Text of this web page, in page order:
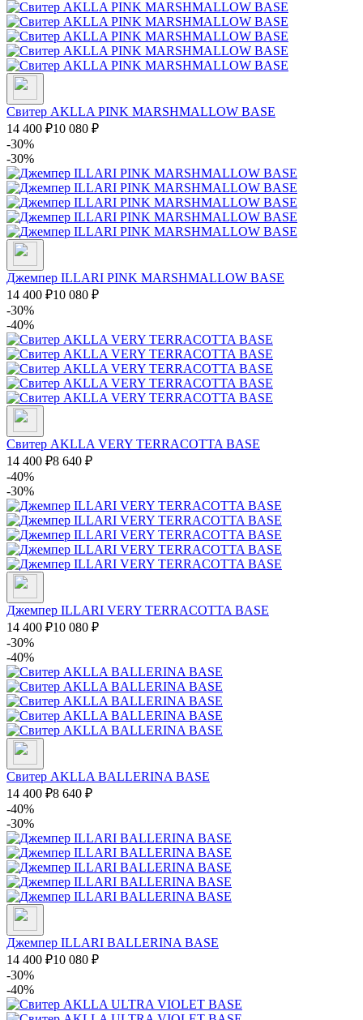
Свитер AKLLA PINK MARSHMALLOW BASE
14 400 ₽10 080 ₽
-30%
-30%
Джемпер ILLARI PINK MARSHMALLOW BASE
14 400 ₽10 080 ₽
-30%
-40%
Свитер AKLLA VERY TERRACOTTA BASE
14 400 ₽8 640 ₽
-40%
-30%
Джемпер ILLARI VERY TERRACOTTA BASE
14 400 ₽10 080 ₽
-30%
-40%
Свитер AKLLA BALLERINA BASE
14 400 ₽8 640 ₽
-40%
-30%
Джемпер ILLARI BALLERINA BASE
14 400 ₽10 080 ₽
-30%
-40%